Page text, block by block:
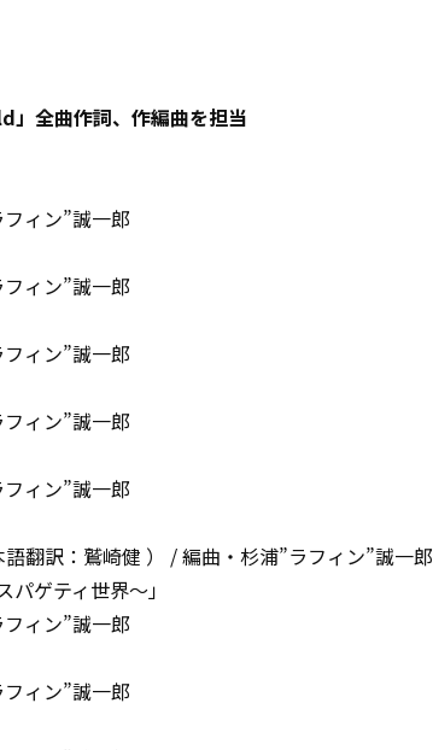
全曲作詞、作編曲を担当
ィン”誠一郎
ィン”誠一郎
ィン”誠一郎
ィン”誠一郎
ィン”誠一郎
翻訳：鷲崎健 ） / 編曲・杉浦”ラフィン”誠一郎
ゲティ世界～」
ィン”誠一郎
ィン”誠一郎